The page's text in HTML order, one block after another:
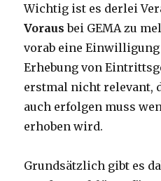
Wichtig ist es derlei
Voraus bei GEMA zu
vorab eine
Erhebung von
erstmal nicht relevant,
auch erfolgen muss
erhoben wird.
Grundsätzlich gibt es